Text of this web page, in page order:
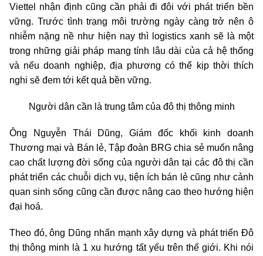
Viettel nhận định cũng cần phải đi đôi với phát triển bền
vững. Trước tình trạng môi trường ngày càng trở nên ô
nhiễm nặng nề như hiện nay thì logistics xanh sẽ là một
trong những giải pháp mang tính lâu dài của cả hệ thống
và nếu doanh nghiệp, địa phương có thể kịp thời thích
nghi sẽ đem tới kết quả bền vững.
Người dân cần là trung tâm của đô thị thông minh
Ông Nguyễn Thái Dũng, Giám đốc khối kinh doanh
Thương mại và Bán lẻ, Tập đoàn BRG chia sẻ muốn nâng
cao chất lượng đời sống của người dân tại các đô thị cần
phát triển các chuỗi dịch vụ, tiện ích bán lẻ cũng như cảnh
quan sinh sống cũng cần được nâng cao theo hướng hiện
đại hoá.
Theo đó, ông Dũng nhấn mạnh xây dựng và phát triển Đô
thị thông minh là 1 xu hướng tất yếu trên thế giới. Khi nói